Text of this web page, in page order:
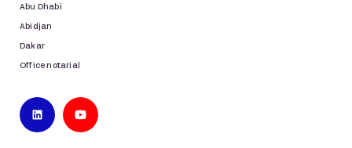
Abu Dhabi
Abidjan
Dakar
Office notarial